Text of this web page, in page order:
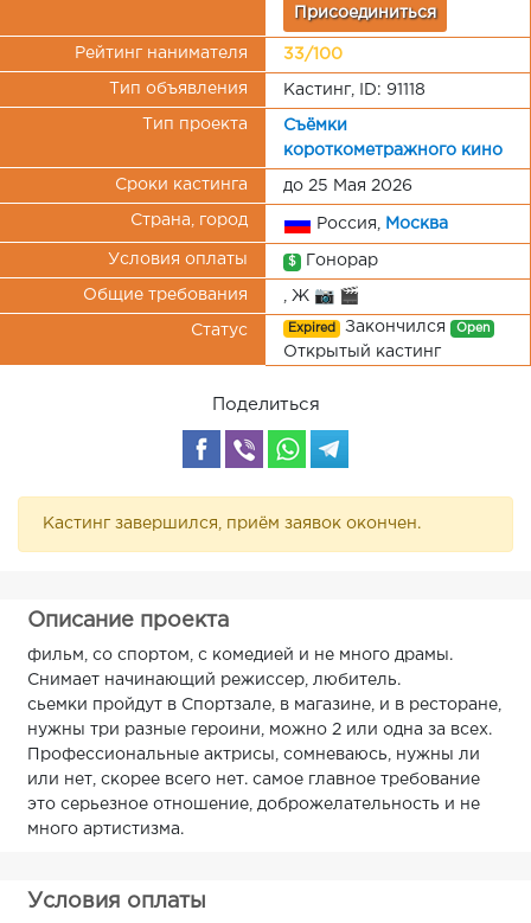
Присоединиться
Рейтинг нанимателя 33/100
Тип объявления Кастинг, ID: 91118
Тип проекта
Съёмки
короткометражного кино
Сроки кастинга до 25 Мая 2026
Страна, город Россия, Москва
Условия оплаты $ Гонорар
Общие требования , Ж 📷 🎬
Статус Expired Закончился Open
Открытый кастинг
Поделиться
Кастинг завершился, приём заявок окончен.
Описание проекта
фильм, со спортом, с комедией и не много драмы.
Снимает начинающий режиссер, любитель.
сьемки пройдут в Спортзале, в магазине, и в ресторане,
нужны три разные героини, можно 2 или одна за всех.
Профессиональные актрисы, сомневаюсь, нужны ли
или нет, скорее всего нет. самое главное требование
это серьезное отношение, доброжелательность и не
много артистизма.
Условия оплаты